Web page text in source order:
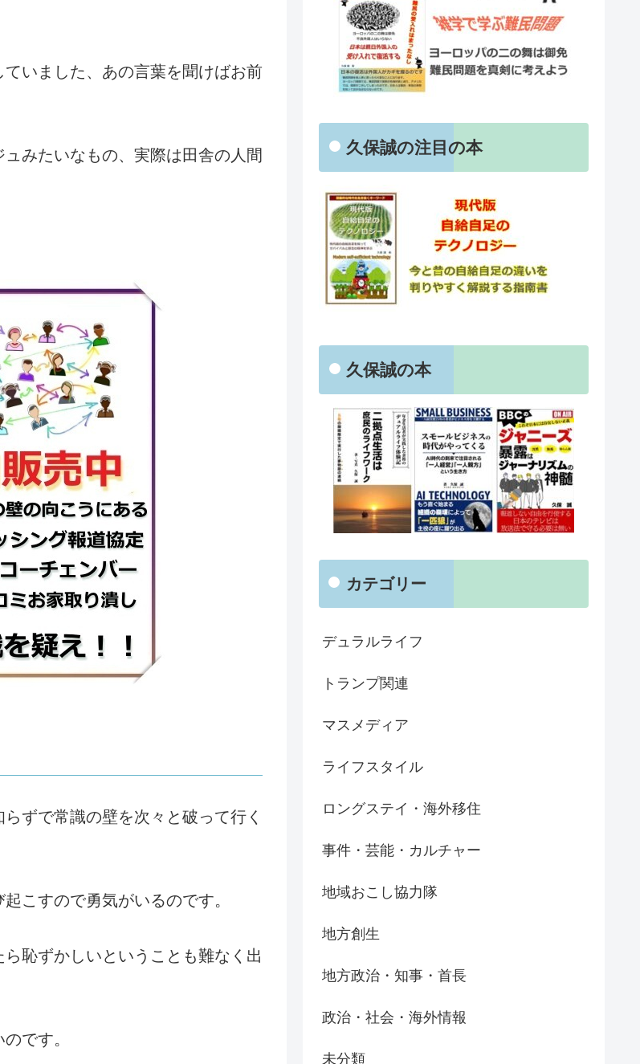
いました、あの言葉を聞けばお前
みたいなもの、実際は田舎の人間
ずで常識の壁を次々と破って行く
こすので勇気がいるのです。
恥ずかしいということも難なく出
です。
久保誠の注目の本
久保誠の本
カテゴリー
デュラルライフ
トランプ関連
マスメディア
ライフスタイル
ロングステイ・海外移住
事件・芸能・カルチャー
地域おこし協力隊
地方創生
地方政治・知事・首長
政治・社会・海外情報
未分類